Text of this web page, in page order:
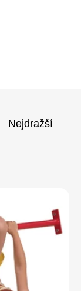
Nejdražší